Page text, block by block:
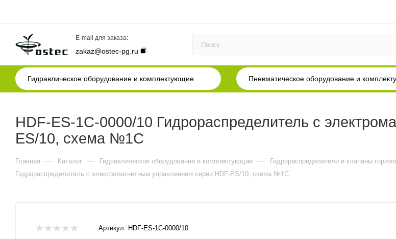
E-mail для заказа:
zakaz@ostec-pg.ru
Гидравлическое оборудование и комплектующие Пневматическое оборудование и
HDF-ES-1C-0000/10 Гидрораспределитель с
ES/10, схема №1C
Главная — Каталог — Гидравлическое оборудование и комплектующие — Гидрораспределители и клапаны
Гидрораспределитель с электромагнитным управлением серии HDF-ES/10, схема №1C
Артикул: HDF-ES-1C-0000/10